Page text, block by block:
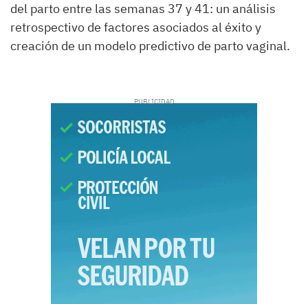
del parto entre las semanas 37 y 41: un análisis
retrospectivo de factores asociados al éxito y
creación de un modelo predictivo de parto vaginal.